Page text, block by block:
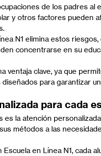
de los padres al
y otros factores pueden
N1 elimina estos
concentrarse en su
ventaja clave, ya que
para garantizar
para cada
la atención
métodos a las
en Línea N1, cada